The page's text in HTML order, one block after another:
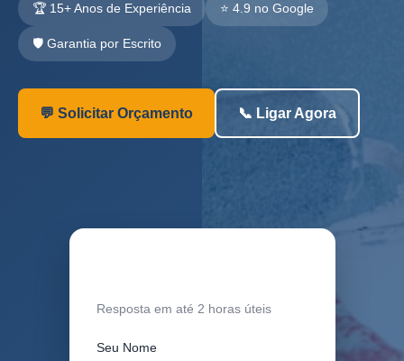
🏆 15+ Anos de Experiência ⭐ 4.9 no Google
🛡️ Garantia por Escrito
💬 Solicitar Orçamento 📞 Ligar Agora
Resposta em até 2 horas úteis
Seu Nome